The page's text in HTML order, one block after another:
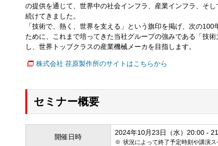
の提供を通じて、世界中の社会インフラ、産業インフラ、そ
続けてきました。
「技術で、熱く、世界を支える」という旗印を掲げ、次の
ために、これまで培ってきた当社グループの強みである「技
し、世界トップクラスの産業機械メーカを目指します。
株式会社 荏原製作所のサイトはこちらから
セミナー概要
開催日時
2024年10月23日（水）20:00 -
状況によって終了予定時刻や講演